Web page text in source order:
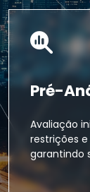
Pré-
Avaliação
restrições
garantindo